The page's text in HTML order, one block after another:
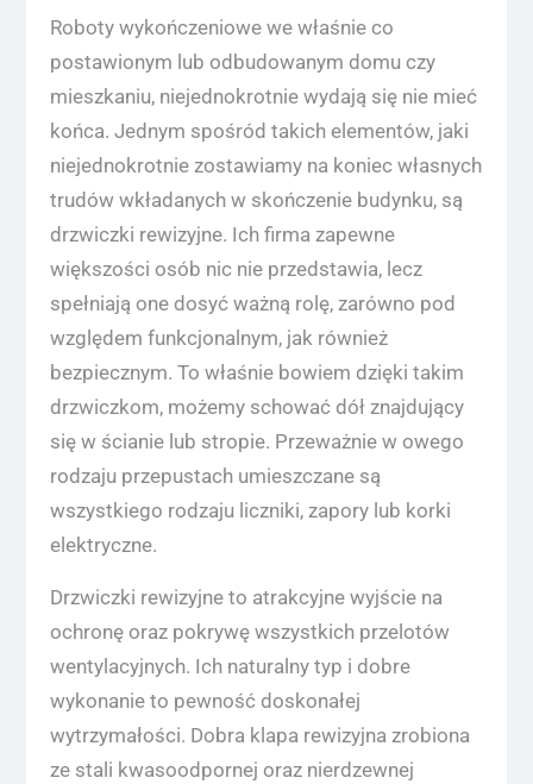
Roboty wykończeniowe we właśnie co
postawionym lub odbudowanym domu czy
mieszkaniu, niejednokrotnie wydają się nie mieć
końca. Jednym spośród takich elementów, jaki
niejednokrotnie zostawiamy na koniec własnych
trudów wkładanych w skończenie budynku, są
drzwiczki rewizyjne. Ich firma zapewne
większości osób nic nie przedstawia, lecz
spełniają one dosyć ważną rolę, zarówno pod
względem funkcjonalnym, jak również
bezpiecznym. To właśnie bowiem dzięki takim
drzwiczkom, możemy schować dół znajdujący
się w ścianie lub stropie. Przeważnie w owego
rodzaju przepustach umieszczane są
wszystkiego rodzaju liczniki, zapory lub korki
elektryczne.
Drzwiczki rewizyjne to atrakcyjne wyjście na
ochronę oraz pokrywę wszystkich przelotów
wentylacyjnych. Ich naturalny typ i dobre
wykonanie to pewność doskonałej
wytrzymałości. Dobra klapa rewizyjna zrobiona
ze stali kwasoodpornej oraz nierdzewnej